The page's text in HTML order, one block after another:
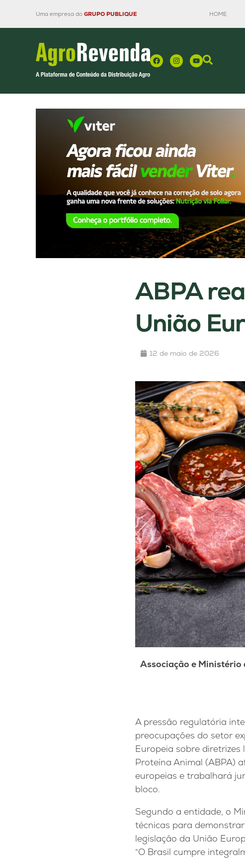
Uma empresa do GRUPO PUBLIQUE HOME
ABPA
União
12 de maio de 2026
Associação e
A pressão regulatória
preocupações do setor
Europeia sobre
Proteína Animal (ABPA)
europeias e trabalhará
bloco.
Segundo a entidade, o
técnicas para
legislação da União
“O Brasil cumpre